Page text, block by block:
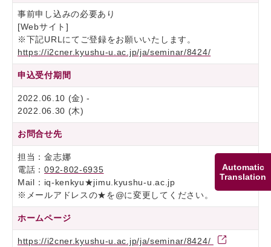
Automatic
Translation
事前申し込みの必要あり
[Webサイト]
※下記URLにてご登録をお願いいたします。
https://i2cner.kyushu-u.ac.jp/ja/seminar/8424/
申込受付期間
2022.06.10 (金) -
2022.06.30 (木)
お問合せ先
担当：金志娜
電話：092-802-6935
Mail：iq-kenkyu★jimu.kyushu-u.ac.jp
※メールアドレスの★を@に変更してください。
ホームページ
https://i2cner.kyushu-u.ac.jp/ja/seminar/8424/